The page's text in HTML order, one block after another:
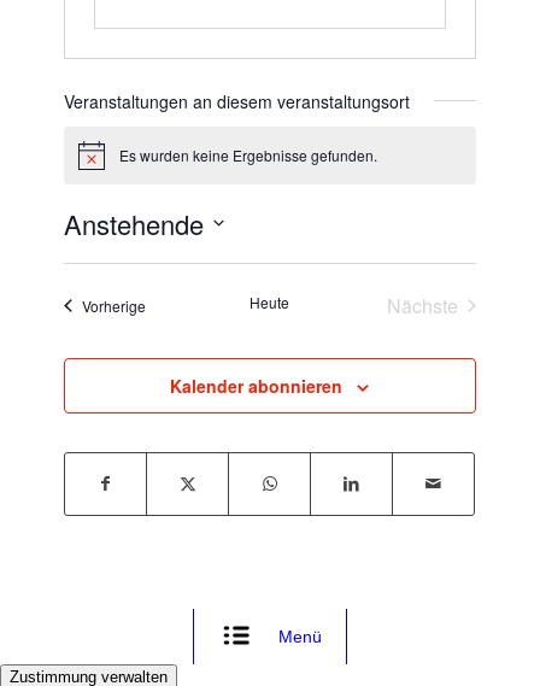
Veranstaltungen an diesem veranstaltungsort
HinweisEs wurden keine Ergebnisse gefunden.
Anstehende
Vorherige VeranstaltungenHeute
Nächste
Kalender abonnieren
Menü
Zustimmung verwalten